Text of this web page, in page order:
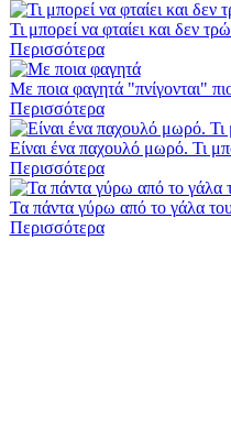
Τι μπορεί να φταίει και δεν
Περισσότερα
Με ποια φαγητά "πνίγονται"
Περισσότερα
Είναι ένα παχουλό μωρό. Τι
Περισσότερα
Τα πάντα γύρω από το γάλα
Περισσότερα